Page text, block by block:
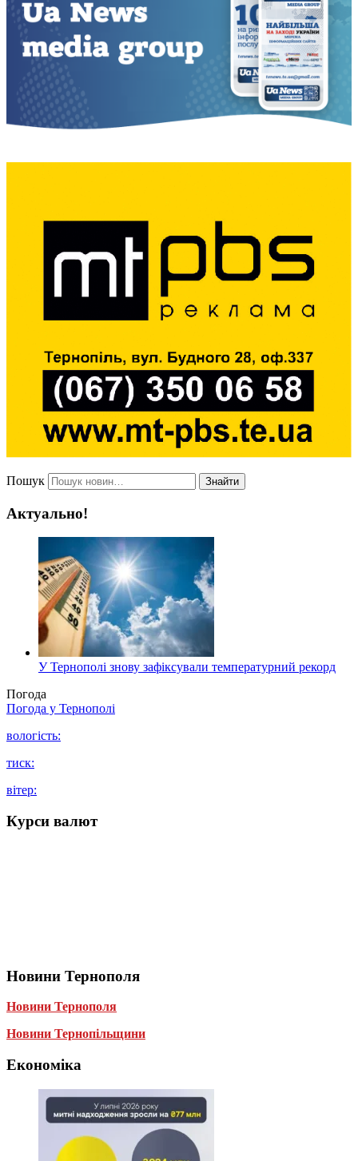
Пошук Знайти
Актуально!
У Тернополі знову зафіксували температурний рекорд
Погода
Погода у Тернополі
вологість:
тиск:
вітер:
Курси валют
Новини Тернополя
Новини Тернополя
Новини Тернопільщини
Економіка